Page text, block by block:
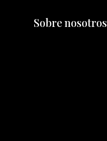
Sobre nosotros